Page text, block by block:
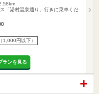
「湯村温泉通り」行きに乗車くだ
1,000円以下）
ランを見る